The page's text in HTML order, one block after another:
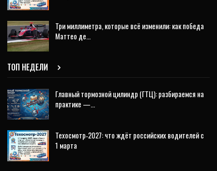
Три миллиметра, которые всё изменили: как победа
Маттео де…
ТОП НЕДЕЛИ
Главный тормозной цилиндр (ГТЦ): разбираемся на
практике —…
Техосмотр‑2027: что ждёт российских водителей с
1 марта